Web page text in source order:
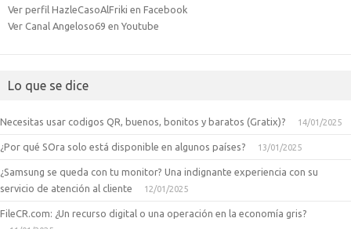
Ver perfil HazleCasoAlFriki en Facebook
Ver Canal Angeloso69 en Youtube
Lo que se dice
Necesitas usar codigos QR, buenos, bonitos y baratos (Gratix)? 14/01/2025
¿Por qué SOra solo está disponible en algunos países? 13/01/2025
¿Samsung se queda con tu monitor? Una indignante experiencia con su
servicio de atención al cliente
12/01/2025
FileCR.com: ¿Un recurso digital o una operación en la economía gris?